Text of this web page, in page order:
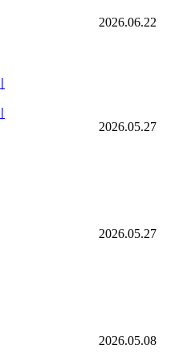
2026.06.22
2026.05.27
2026.05.27
2026.05.08